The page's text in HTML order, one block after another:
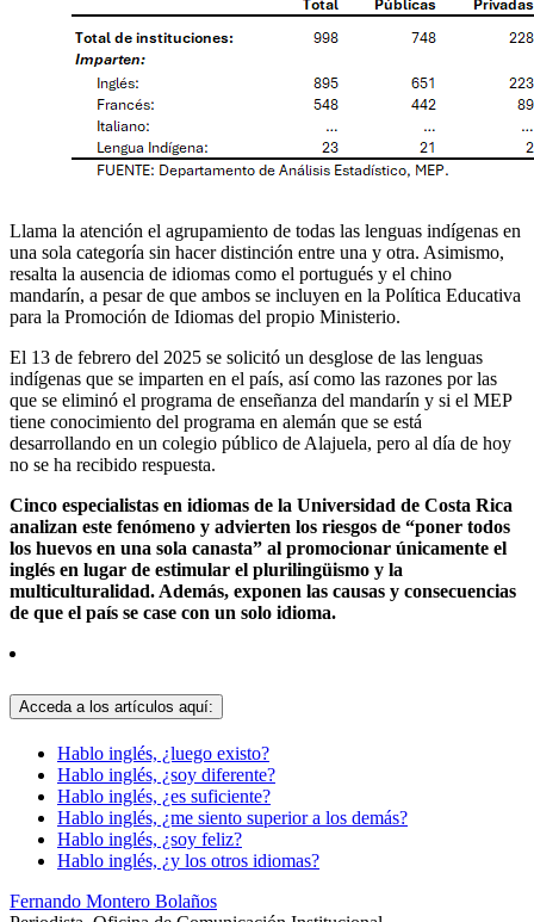
Llama la atención el agrupamiento de todas las lenguas indígenas en
una sola categoría sin hacer distinción entre una y otra. Asimismo,
resalta la ausencia de idiomas como el portugués y el chino
mandarín, a pesar de que ambos se incluyen en la Política Educativa
para la Promoción de Idiomas del propio Ministerio.
El 13 de febrero del 2025 se solicitó un desglose de las lenguas
indígenas que se imparten en el país, así como las razones por las
que se eliminó el programa de enseñanza del mandarín y si el MEP
tiene conocimiento del programa en alemán que se está
desarrollando en un colegio público de Alajuela, pero al día de hoy
no se ha recibido respuesta.
Cinco especialistas en idiomas de la Universidad de Costa Rica
analizan este fenómeno y advierten los riesgos de “poner todos
los huevos en una sola canasta” al promocionar únicamente el
inglés en lugar de estimular el plurilingüismo y la
multiculturalidad. Además, exponen las causas y consecuencias
de que el país se case con un solo idioma.
Acceda a los artículos aquí:
Hablo inglés, ¿luego existo?
Hablo inglés, ¿soy diferente?
Hablo inglés, ¿es suficiente?
Hablo inglés, ¿me siento superior a los demás?
Hablo inglés, ¿soy feliz?
Hablo inglés, ¿y los otros idiomas?
Fernando Montero Bolaños